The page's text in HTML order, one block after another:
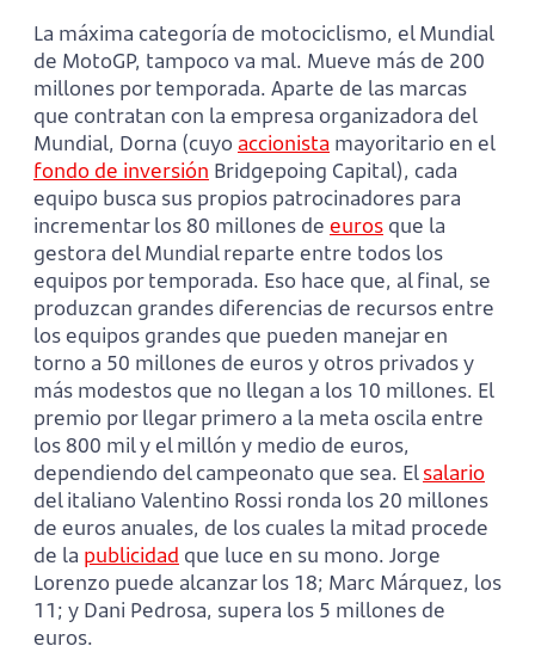
La máxima categoría de motociclismo, el Mundial
de MotoGP, tampoco va mal. Mueve más de 200
millones por temporada. Aparte de las marcas
que contratan con la empresa organizadora del
Mundial, Dorna (cuyo accionista mayoritario en el
fondo de inversión Bridgepoing Capital), cada
equipo busca sus propios patrocinadores para
incrementar los 80 millones de euros que la
gestora del Mundial reparte entre todos los
equipos por temporada. Eso hace que, al final, se
produzcan grandes diferencias de recursos entre
los equipos grandes que pueden manejar en
torno a 50 millones de euros y otros privados y
más modestos que no llegan a los 10 millones. El
premio por llegar primero a la meta oscila entre
los 800 mil y el millón y medio de euros,
dependiendo del campeonato que sea. Elsalario
del italiano Valentino Rossi ronda los 20 millones
de euros anuales, de los cuales la mitad procede
de la publicidad que luce en su mono. Jorge
Lorenzo puede alcanzar los 18; Marc Márquez, los
11; y Dani Pedrosa, supera los 5 millones de
euros.